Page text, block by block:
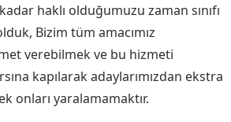
haklı olduğumuzu zaman sınıfı
Bizim tüm amacımız
verebilmek ve bu hizmeti
kapılarak adaylarımızdan ekstra
onları yaralamamaktır.